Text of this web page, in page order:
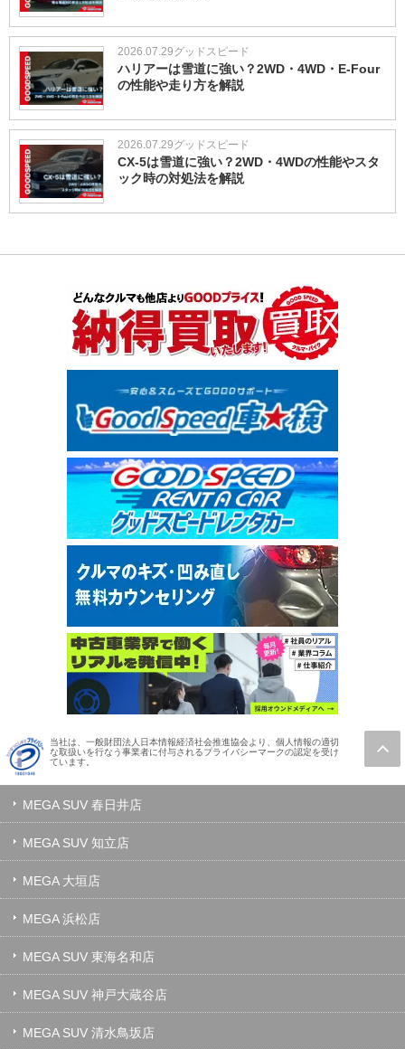
2026.07.29グッドスピード
ハリアーは雪道に強い？2WD・4WD・E-Four
の性能や走り方を解説
2026.07.29グッドスピード
CX-5は雪道に強い？2WD・4WDの性能やスタ
ック時の対処法を解説
当社は、一般財団法人日本情報経済社会推進協会より、個人情報の適切
な取扱いを行なう事業者に付与されるプライバシーマークの認定を受け
ています。
MEGA SUV 春日井店
MEGA SUV 知立店
MEGA 大垣店
MEGA 浜松店
MEGA SUV 東海名和店
MEGA SUV 神戸大蔵谷店
MEGA SUV 清水鳥坂店